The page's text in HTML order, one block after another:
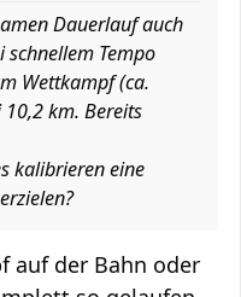
Dauerlauf auch
schnellem Tempo
Wettkampf (ca.
km. Bereits
kalibrieren eine
auf der Bahn oder